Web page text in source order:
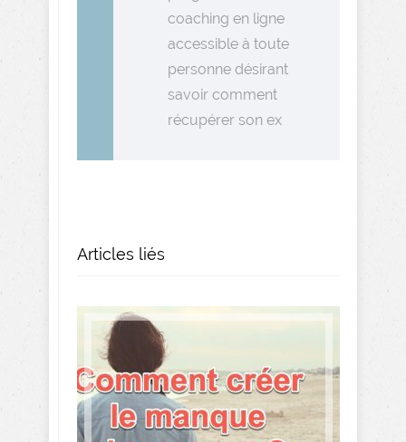
coaching en ligne
accessible à toute
personne désirant
savoir comment
récupérer son ex
Articles liés